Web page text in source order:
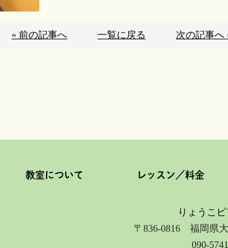
« 前の記事へ 一覧に戻る 次の記事へ
教室について レッスン／料金
りょうこ
〒836-0816 福岡県
090-